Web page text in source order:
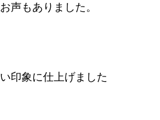
声もありました。
印象に仕上げました